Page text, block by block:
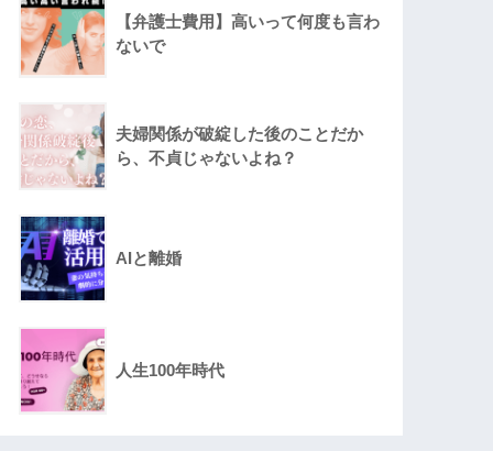
【弁護士費用】高いって何度も言わ
ないで
夫婦関係が破綻した後のことだか
ら、不貞じゃないよね？
AIと離婚
人生100年時代